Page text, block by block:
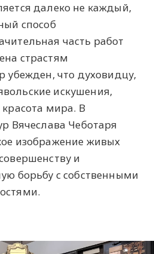
далеко не каждый,
способ
часть работ
страстям
убежден, что духовидцу,
искушения,
красота мира. В
Вячеслава Чеботаря
изображение живых
и
борьбу с собственными